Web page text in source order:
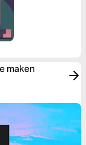
maken